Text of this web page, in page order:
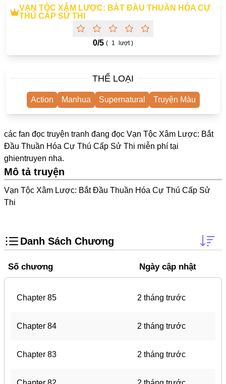
#Trùng Sinh
Cưới Trước Yêu Sau
Adult
Trọng Sinh
Doujinshi
Thanh Xuân Vườn Trường
Shounen Ai
#Trâu Già Gặm Cỏ Non
Smut
Anime
Detective
Trinh Thám
VẠN TỘC XÂM LƯỢC: BẮT ĐẦU THUẦN HÓA CỰ
THÚ CẤP SỬ THI
0/5 ( 1 lượt )
THỂ LOẠI
Action Manhua Supernatural Truyện Màu
các fan đọc truyện tranh đang đọc Vạn Tộc Xâm Lược: Bắt
Đầu Thuần Hóa Cự Thú Cấp Sử Thi miễn phí tại
ghientruyen nha.
Mô tả truyện
Vạn Tộc Xâm Lược: Bắt Đầu Thuần Hóa Cự Thú Cấp Sử
Thi
Danh Sách Chương
Số chương Ngày cập nhật
Chapter 85 2 tháng trước
Chapter 84 2 tháng trước
Chapter 83 2 tháng trước